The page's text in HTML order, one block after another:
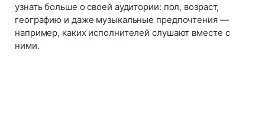
узнать больше о своей аудитории: пол, возраст,
географию и даже музыкальные предпочтения —
например, каких исполнителей слушают вместе с
ними.